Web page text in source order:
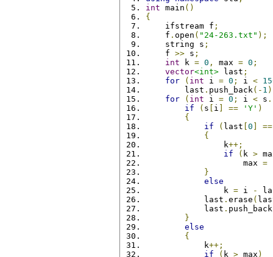
int main ()
{
    ifstream f
;
    f
. open ( "24-263.txt" );
    string s
;
    f
>> s ;
int k = 0 , max = 0 ;
vector<int> last ;
for
( int i = 0 ; i <
        last
. push_back(- 1
for
( int i = 0 ; i < s .
if
( s i == 'Y' )
{
if
( last 0
==
{
                k
++;
if
( k >
                    max
=
}
else
                k
= i -
            last
. erase (
            last
. push_back
}
else
{
            k
++;
if
( k > max )